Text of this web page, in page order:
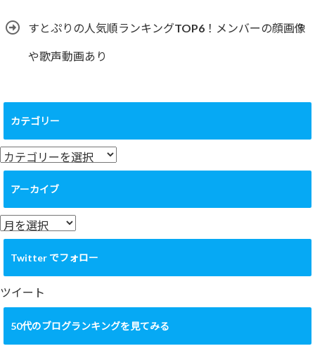
すとぷりの人気順ランキングTOP6！メンバーの顔画像
や歌声動画あり
カテゴリー
カ
テ
リ
ー
アーカイブ
ア
ー
イ
ブ
Twitter でフォロー
ツイート
50代のブログランキングを見てみる